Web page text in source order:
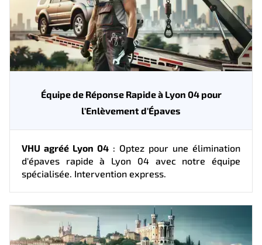
Équipe de Réponse Rapide à Lyon 04 pour
l'Enlèvement d'Épaves
VHU agréé Lyon 04 : Optez pour une élimination
d'épaves rapide à Lyon 04 avec notre équipe
spécialisée. Intervention express.